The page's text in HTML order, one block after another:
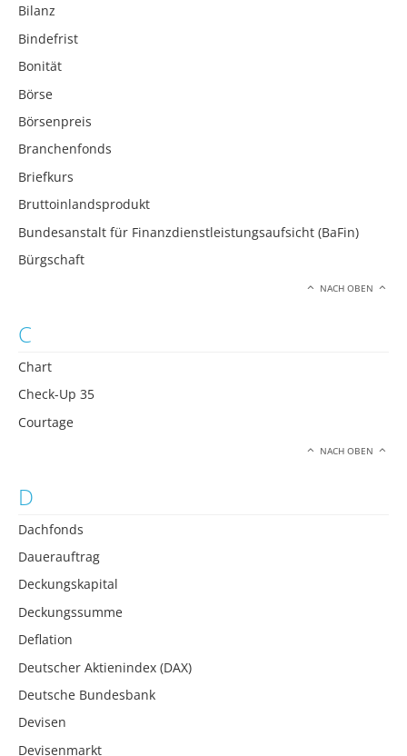
Bilanz
Bindefrist
Bonität
Börse
Börsenpreis
Branchenfonds
Briefkurs
Bruttoinlandsprodukt
Bundesanstalt für Finanzdienstleistungsaufsicht (BaFin)
Bürgschaft
NACH OBEN
C
Chart
Check-Up 35
Courtage
NACH OBEN
D
Dachfonds
Dauerauftrag
Deckungskapital
Deckungssumme
Deflation
Deutscher Aktienindex (DAX)
Deutsche Bundesbank
Devisen
Devisenmarkt